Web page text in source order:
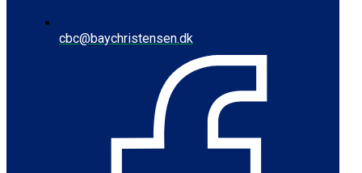
cbc@baychristensen.dk